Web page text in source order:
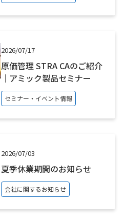
2026/07/17
原価管理 STRA CAのご紹介
｜アミック製品セミナー
セミナー・イベント情報
2026/07/03
夏季休業期間のお知らせ
会社に関するお知らせ